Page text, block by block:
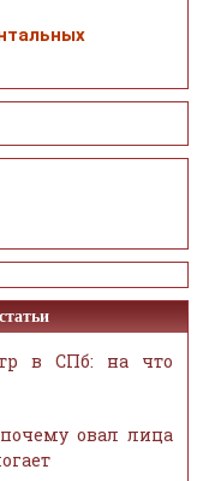
в СПб: на что
овал лица